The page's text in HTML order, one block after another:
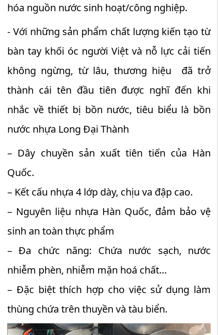
hóa nguồn nước sinh hoạt/công nghiệp.
- Với những sản phẩm chất lượng kiến tạo từ
bàn tay khối óc người Việt và nỗ lực cải tiến
không ngừng, từ lâu, thương hiệu đã trở
thành cái tên đầu tiên được nghĩ đến khi
nhắc về thiết bị bồn nước, tiêu biểu là bồn
nước nhựa Long Đại Thành
– Dây chuyền sản xuất tiên tiến của Hàn
Quốc.
– Kết cấu nhựa 4 lớp dày, chịu va đập cao.
– Nguyên liệu nhựa Hàn Quốc, đảm bảo vệ
sinh an toàn thực phẩm
– Đa chức năng: Chứa nước sạch, nước
nhiễm phèn, nhiễm mặn hoá chất…
– Đặc biệt thích hợp cho việc sử dụng làm
thùng chứa trên thuyền và tàu biển.